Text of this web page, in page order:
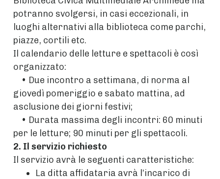
potranno svolgersi, in casi eccezionali, in
luoghi alternativi alla biblioteca come parchi,
piazze, cortili etc.
Il calendario delle letture e spettacoli è così
organizzato:
• Due incontro a settimana, di norma al
giovedì pomeriggio e sabato mattina, ad
asclusione dei giorni festivi;
• Durata massima degli incontri: 60 minuti
per le letture; 90 minuti per gli spettacoli.
2. Il servizio richiesto
Il servizio avrà le seguenti caratteristiche:
La ditta affidataria avrà l’incarico di